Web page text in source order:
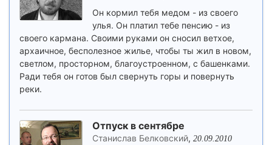
Он кормил тебя медом - из своего
улья. Он платил тебе пенсию - из
своего кармана. Своими руками он сносил ветхое,
архаичное, бесполезное жилье, чтобы ты жил в новом,
светлом, просторном, благоустроенном, с башенками.
Ради тебя он готов был свернуть горы и повернуть
реки.
Отпуск в сентябре
Станислав Белковский, 20.09.2010